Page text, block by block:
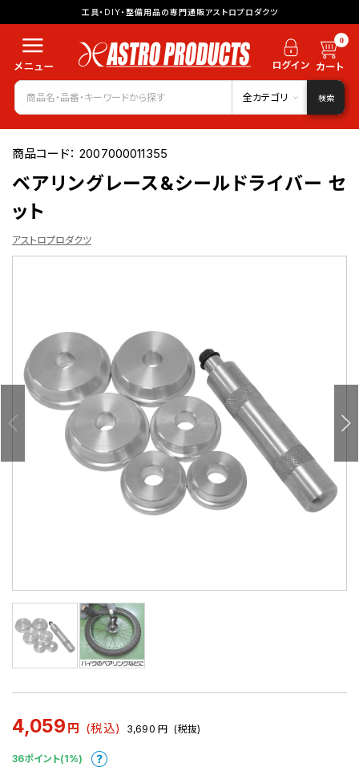
工具・DIY・整備用品の専門通販アストロプロダクツ
0
全カテゴリ 検索
商品コード：2007000011355
ベアリングレース&シールドライバー セ
ット
アストロプロダクツ
4,059 円 (税込) 3,690 円 (税抜)
36ポイント(1%)